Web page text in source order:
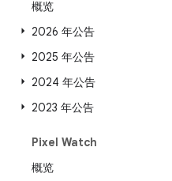
概览
2026 年公告
2025 年公告
2024 年公告
2023 年公告
Pixel Watch
概览